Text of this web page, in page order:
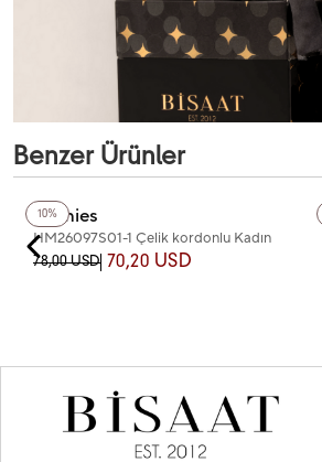
Benzer Ürünler
10%
Homies
HM26097S01-1 Çelik kordonlu Kadın
Kol Saati
78,00 USD 70,20 USD